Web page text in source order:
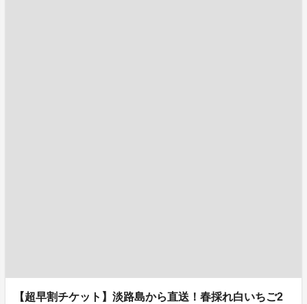
【超早割チケット】淡路島から直送！春採れ白いちご2